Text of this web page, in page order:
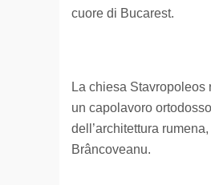
cuore di Bucarest.
La chiesa Stavropoleos
un capolavoro ortodosso
dell’architettura
Brâncoveanu.